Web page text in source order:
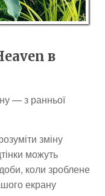
в
— з ранньої
зміну
можуть
коли зроблене
екрану